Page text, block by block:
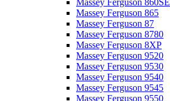
Massey Ferguson 860SE
Massey Ferguson 865
Massey Ferguson 87
Massey Ferguson 8780
Massey Ferguson 8XP
Massey Ferguson 9520
Massey Ferguson 9530
Massey Ferguson 9540
Massey Ferguson 9545
Massey Ferguson 9550